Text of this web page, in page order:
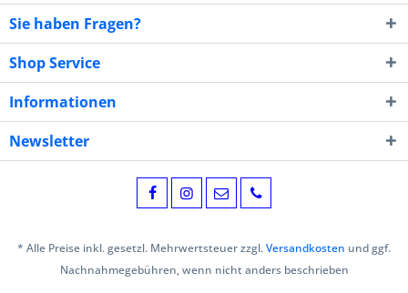
Sie haben Fragen?
Shop Service
Informationen
Newsletter
* Alle Preise inkl. gesetzl. Mehrwertsteuer zzgl.Versandkosten und ggf.
Nachnahmegebühren, wenn nicht anders beschrieben